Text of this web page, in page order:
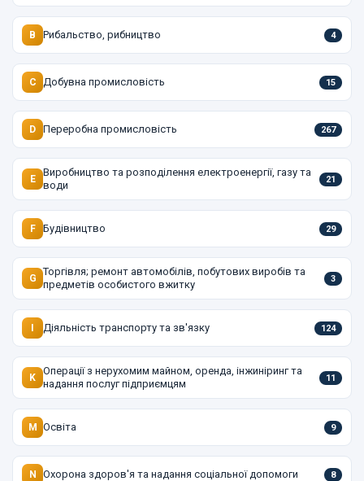
B Рибальство, рибництво 4
C Добувна промисловість 15
D Переробна промисловість 267
E
Виробництво та розподілення електроенергії, газу та
води
21
F Будівництво 29
G
Торгівля; ремонт автомобілів, побутових виробів та
предметів особистого вжитку
3
I Діяльність транспорту та зв'язку 124
K
Операції з нерухомим майном, оренда, інжиніринг та
надання послуг підприємцям
11
M Освіта 9
N Охорона здоров'я та надання соціальної допомоги 8